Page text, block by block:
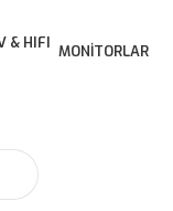
MONITORLAR